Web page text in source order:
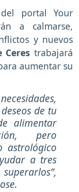
portal Your
a calmarse,
y nuevos
Cerestrabajará
aumentar su
de tu
alimentar
pero
astrológico
a tres